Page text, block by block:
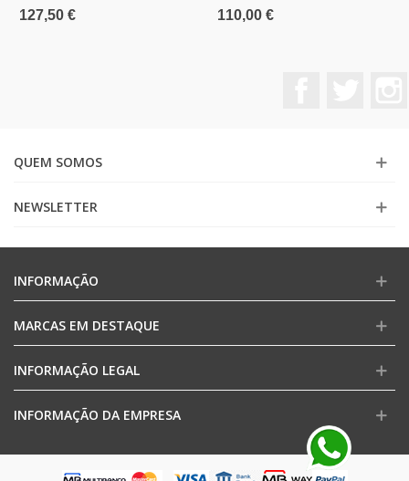
127,50 € 110,00 €
QUEM SOMOS
NEWSLETTER
INFORMAÇÃO
MARCAS EM DESTAQUE
INFORMAÇÃO LEGAL
INFORMAÇÃO DA EMPRESA